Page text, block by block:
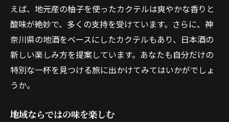
えば、地元産の柚子を使ったカクテルは爽やかな香りと
酸味が絶妙で、多くの支持を受けています。さらに、神
奈川県の地酒をベースにしたカクテルもあり、日本酒の
新しい楽しみ方を提案しています。あなたも自分だけの
特別な一杯を見つける旅に出かけてみてはいかがでしょ
うか。
地域ならではの味を楽しむ